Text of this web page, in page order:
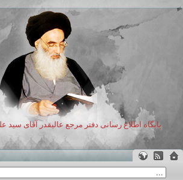
پایگاه اطلاع رسانی دفتر مرجع عالیقدر آقای